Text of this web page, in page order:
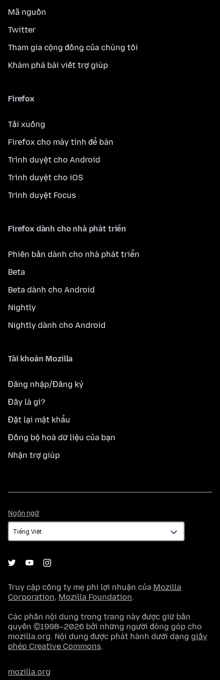
Mã nguồn
Twitter
Tham gia cộng đồng của chúng tôi
Khám phá bài viết trợ giúp
Firefox
Tải xuống
Firefox cho máy tính để bàn
Trình duyệt cho Android
Trình duyệt cho iOS
Trình duyệt Focus
Firefox dành cho nhà phát triển
Phiên bản dành cho nhà phát triển
Beta
Beta dành cho Android
Nightly
Nightly dành cho Android
Tài khoản Mozilla
Đăng nhập/Đăng ký
Đây là gì?
Đặt lại mật khẩu
Đồng bộ hoá dữ liệu của bạn
Nhận trợ giúp
Ngôn ngữ
ngữ
Truy cập công ty mẹ phi lợi nhuận của Mozilla
Corporation, Mozilla Foundation.
Các phần nội dung trong trang này được giữ bản
quyền ©1998–2026 bởi những người đóng góp cho
mozilla.org. Nội dung được phát hành dưới dạng giấy
phép Creative Commons.
mozilla.org